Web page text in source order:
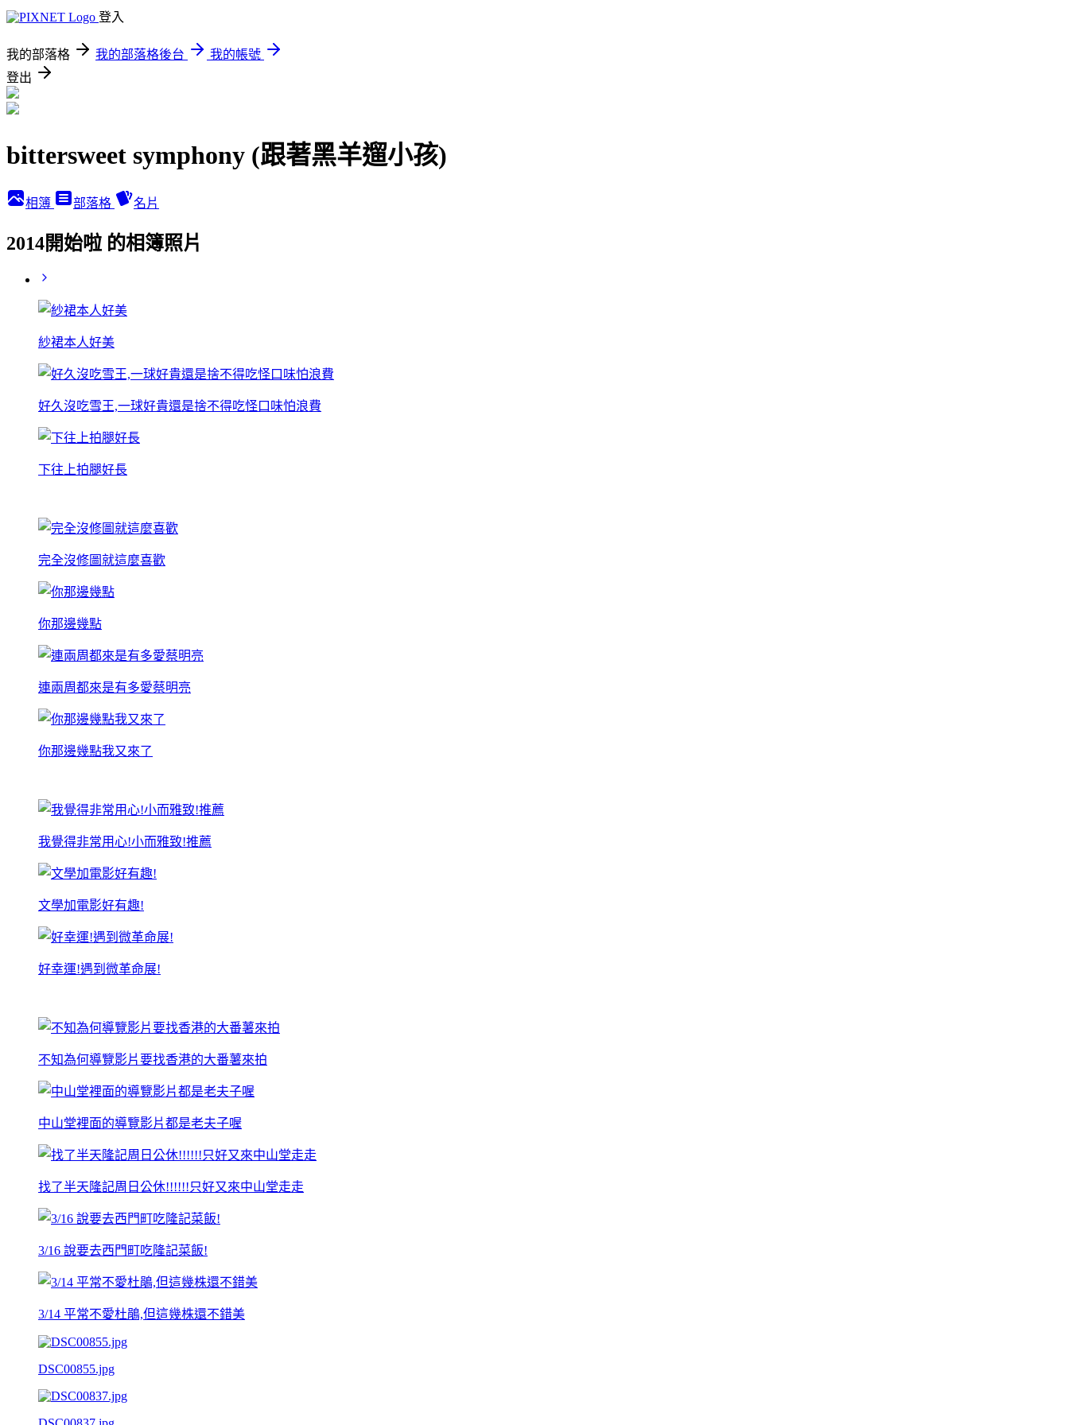
登入
我的部落格 我的部落格後台
我的帳號
登出
bittersweet symphony (跟著黑羊遛小孩)
相簿 部落格 名片
2014開始啦 的相簿照片
紗裙本人好美
好久沒吃雪王,一球好貴還是捨不得吃怪口味怕浪費
下往上拍腿好長
完全沒修圖就這麼喜歡
你那邊幾點
連兩周都來是有多愛蔡明亮
你那邊幾點我又來了
我覺得非常用心!小而雅致!推薦
文學加電影好有趣!
好幸運!遇到微革命展!
不知為何導覽影片要找香港的大番薯來拍
中山堂裡面的導覽影片都是老夫子喔
找了半天隆記周日公休!!!!!!只好又來中山堂走走
3/16 說要去西門町吃隆記菜飯!
3/14 平常不愛杜鵑,但這幾株還不錯美
DSC00855.jpg